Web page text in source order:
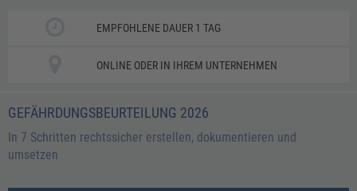
EMPFOHLENE DAUER 1 TAG
ONLINE ODER IN IHREM UNTERNEHMEN
GEFÄHRDUNGSBEURTEILUNG 2026
In 7 Schritten rechtssicher erstellen, dokumentieren und
umsetzen